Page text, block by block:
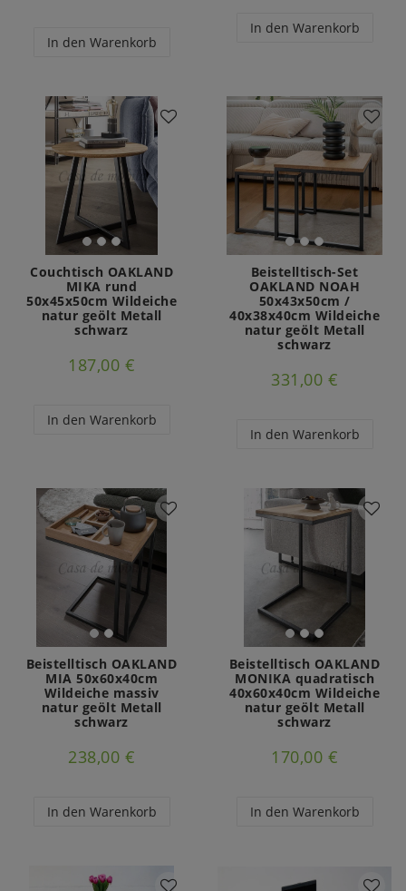
In den Warenkorb
In den Warenkorb
Couchtisch OAKLAND
MIKA rund
50x45x50cm Wildeiche
natur geölt Metall
schwarz
187,00 €
In den Warenkorb
Beistelltisch-Set
OAKLAND NOAH
50x43x50cm /
40x38x40cm Wildeiche
natur geölt Metall
schwarz
331,00 €
In den Warenkorb
Beistelltisch OAKLAND
MIA 50x60x40cm
Wildeiche massiv
natur geölt Metall
schwarz
238,00 €
In den Warenkorb
Beistelltisch OAKLAND
MONIKA quadratisch
40x60x40cm Wildeiche
natur geölt Metall
schwarz
170,00 €
In den Warenkorb